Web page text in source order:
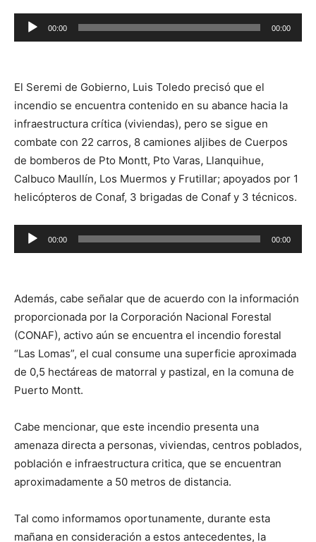
Reproductor
de
00:00 00:00
El Seremi de Gobierno, Luis Toledo precisó que el
incendio se encuentra contenido en su abance hacia la
infraestructura crítica (viviendas), pero se sigue en
combate con 22 carros, 8 camiones aljibes de Cuerpos
de bomberos de Pto Montt, Pto Varas, Llanquihue,
Calbuco Maullín, Los Muermos y Frutillar; apoyados por 1
helicópteros de Conaf, 3 brigadas de Conaf y 3 técnicos.
Reproductor
de
00:00 00:00
Además, cabe señalar que de acuerdo con la información
proporcionada por la Corporación Nacional Forestal
(CONAF), activo aún se encuentra el incendio forestal
“Las Lomas”, el cual consume una superficie aproximada
de 0,5 hectáreas de matorral y pastizal, en la comuna de
Puerto Montt.
Cabe mencionar, que este incendio presenta una
amenaza directa a personas, viviendas, centros poblados,
población e infraestructura critica, que se encuentran
aproximadamente a 50 metros de distancia.
Tal como informamos oportunamente, durante esta
mañana en consideración a estos antecedentes, la